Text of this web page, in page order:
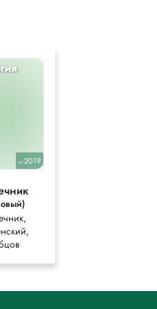
уч.2019